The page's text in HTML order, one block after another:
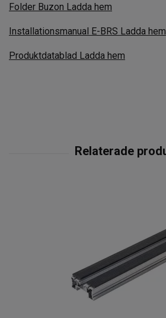
Folder Buzon Ladda hem
Installationsmanual E-BRS Ladda hem
Produktdatablad Ladda hem